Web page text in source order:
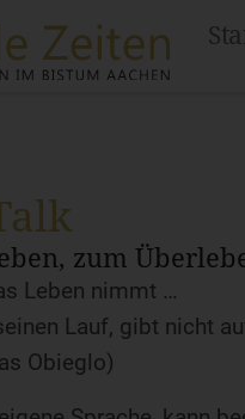
zum
Leben nimmt …
Lauf, gibt nicht
Obieglo)